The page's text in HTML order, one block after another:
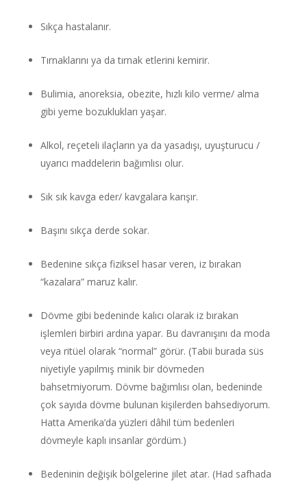
Sıkça hastalanır.
Tırnaklarını ya da tırnak etlerini kemirir.
Bulimia, anoreksia, obezite, hızlı kilo verme/ alma
gibi yeme bozuklukları yaşar.
Alkol, reçeteli ilaçların ya da yasadışı, uyuşturucu /
uyarıcı maddelerin bağımlısı olur.
Sık sık kavga eder/ kavgalara karışır.
Başını sıkça derde sokar.
Bedenine sıkça fiziksel hasar veren, iz bırakan
“kazalara” maruz kalır.
Dövme gibi bedeninde kalıcı olarak iz bırakan
işlemleri birbiri ardına yapar. Bu davranışını da moda
veya ritüel olarak “normal” görür. (Tabii burada süs
niyetiyle yapılmış minik bir dövmeden
bahsetmiyorum. Dövme bağımlısı olan, bedeninde
çok sayıda dövme bulunan kişilerden bahsediyorum.
Hatta Amerika’da yüzleri dâhil tüm bedenleri
dövmeyle kaplı insanlar gördüm.)
Bedeninin değişik bölgelerine jilet atar. (Had safhada